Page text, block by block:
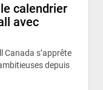
calendrier
avec
Canada s’apprête
depuis